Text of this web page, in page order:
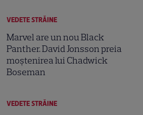
VEDETE STRĂINE
Marvel are un nou Black
Panther. David Jonsson preia
moștenirea lui Chadwick
Boseman
VEDETE STRĂINE